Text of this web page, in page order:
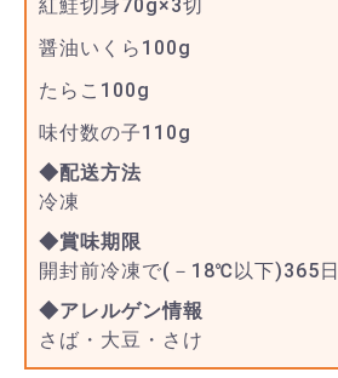
紅鮭切身70g×3切
醤油いくら100g
たらこ100g
味付数の子110g
◆配送方法
冷凍
◆賞味期限
開封前冷凍で(－18℃以下)365日
◆アレルゲン情報
さば・大豆・さけ